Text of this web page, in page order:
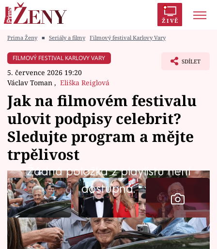
ŽIVĚ
Módní alarm
Zrádci Proměny
Témata
Celebrity
Vztahy
Seriály
Horoskopy
Sledujte prima+
Prima Ženy ■ Seriály a filmy Filmový festival Karlovy Vary
FILMOVÝ FESTIVAL KARLOVY VARY
5. července 2026 19:20
Václav Toman , Eliška Reiglová
SDÍLET
Jak na filmovém festivalu
ulovit podpisy celebrit?
Sledujte program a mějte
trpělivost
Žádná položka z playlistu není
dostupná.
Na Mezinárodní filmový festival Karlovy Vary